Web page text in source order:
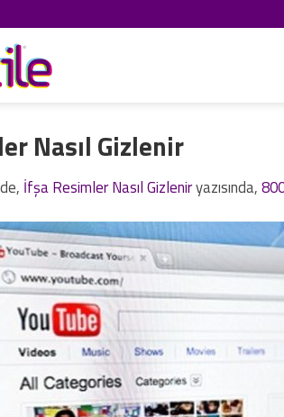
Nasıl Gizlenir
İfşa Resimler Nasıl Gizleniryazısında,